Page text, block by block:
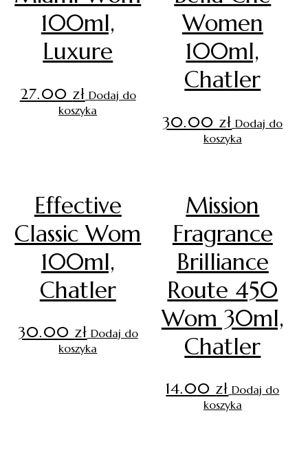
100ml,
Luxure
27.00 zł Dodaj do
koszyka
Women
100ml,
Chatler
30.00zł Dodaj do
koszyka
Effective
Classic Wom
100ml,
Chatler
30.00 zł Dodaj do
koszyka
Mission
Fragrance
Brilliance
Route 450
Wom 30ml,
Chatler
14.00zł Dodaj do
koszyka